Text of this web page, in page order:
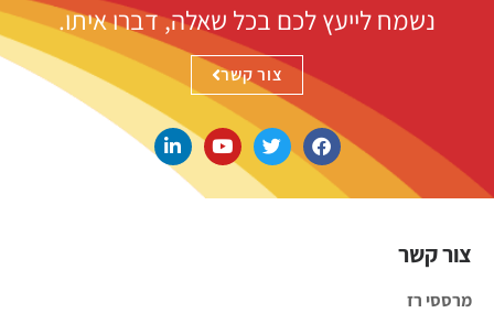
נשמח לייעץ לכם בכל שאלה, דברו איתו.
צור קשר
צור קשר
מרססי רז